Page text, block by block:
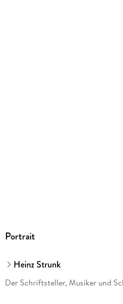
Portrait
Heinz Strunk
Der Schriftsteller, Musiker und